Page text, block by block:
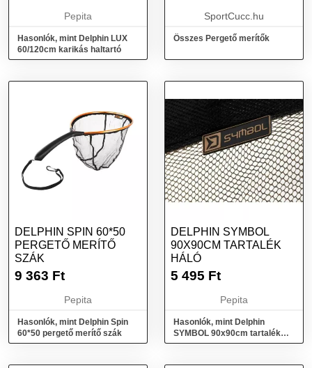
Pepita
Hasonlók, mint Delphin LUX
60/120cm karikás haltartó
SportCucc.hu
Összes Pergető merítők
DELPHIN SPIN 60*50
PERGETŐ MERÍTŐ
SZÁK
9 363 Ft
Pepita
Hasonlók, mint Delphin Spin
60*50 pergető merítő szák
DELPHIN SYMBOL
90X90CM TARTALÉK
HÁLÓ
5 495 Ft
Pepita
Hasonlók, mint Delphin
SYMBOL 90x90cm tartalék
háló